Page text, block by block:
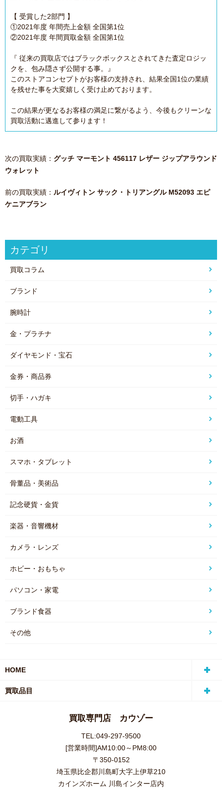
【 受賞した2部門 】
①2021年度 年間売上金額 全国第1位
②2021年度 年間買取金額 全国第1位
『 従来の買取店ではブラックボックスとされてきた査定ロジッ
クを、包み隠さず公開する事。』
このストアコンセプトがお客様の支持され、結果全国1位の業績
を残せた事を大変嬉しく受け止めております。
この結果が更なるお客様の満足に繋がるよう、今後もクリーンな
買取活動に邁進して参ります！
次の買取実績： グッチ マーモント 456117 レザー ジップアラウンド
ウォレット
前の買取実績： ルイヴィトン サック・トリアングル M52093 エピ
ケニアブラン
カテゴリ
買取コラム
ブランド
腕時計
金・プラチナ
ダイヤモンド・宝石
金券・商品券
切手・ハガキ
電動工具
お酒
スマホ・タブレット
骨董品・美術品
記念硬貨・金貨
楽器・音響機材
カメラ・レンズ
ホビー・おもちゃ
パソコン・家電
ブランド食器
その他
HOME
買取品目
買取専門店 カウゾー
TEL:049-297-9500
[営業時間]AM10:00～PM8:00
〒350-0152
埼玉県比企郡川島町大字上伊草210
カインズホーム 川島インター店内